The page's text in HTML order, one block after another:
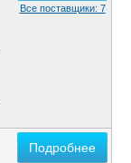
Все поставщики: 7
Подробнее